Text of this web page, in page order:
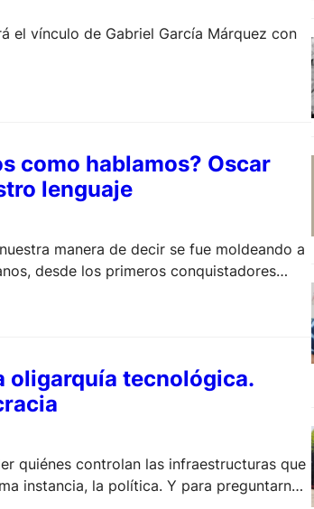
el vínculo de Gabriel García Márquez con
como hablamos? Oscar
lenguaje
manera de decir se fue moldeando a
desde los primeros conquistadores
oligarquía tecnológica.
quiénes controlan las infraestructuras que
instancia, la política. Y para preguntarnos